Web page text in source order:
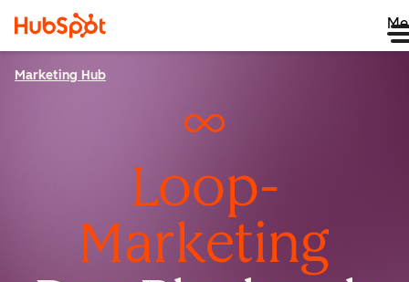
Marketing Hub
Loop-
Marketing